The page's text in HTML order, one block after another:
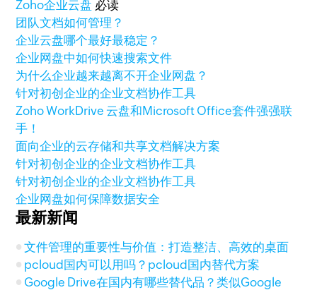
Zoho企业云盘 必读
团队文档如何管理？
企业云盘哪个最好最稳定？
企业网盘中如何快速搜索文件
为什么企业越来越离不开企业网盘？
针对初创企业的企业文档协作工具
Zoho WorkDrive 云盘和Microsoft Office套件强强联
手！
面向企业的云存储和共享文档解决方案
针对初创企业的企业文档协作工具
针对初创企业的企业文档协作工具
企业网盘如何保障数据安全
最新新闻
文件管理的重要性与价值：打造整洁、高效的桌面
pcloud国内可以用吗？pcloud国内替代方案
Google Drive在国内有哪些替代品？类似Google